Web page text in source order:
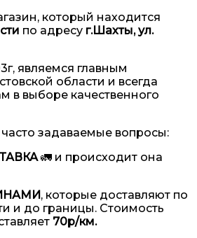
который находится
по адресу г.Шахты, ул.
являемся главным
области и всегда
в выборе качественного
задаваемые вопросы:
🚛 и происходит она
, которые доставляют по
и до границы. Стоимость
70р/км.